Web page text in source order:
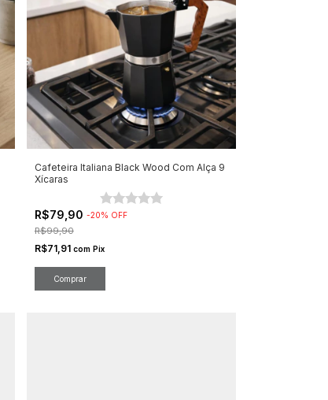
Cafeteira Italiana Black Wood Com Alça 9
Xícaras
R$79,90 -20% OFF
R$99,90
R$71,91 com Pix